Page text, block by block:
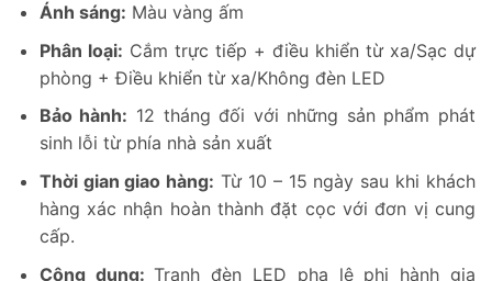
Ánh sáng: Màu vàng ấm
Phân loại: Cắm trực tiếp + điều khiển từ xa/Sạc dự
phòng + Điều khiển từ xa/Không đèn LED
Bảo hành: 12 tháng đối với những sản phẩm phát
sinh lỗi từ phía nhà sản xuất
Thời gian giao hàng: Từ 10 – 15 ngày sau khi khách
hàng xác nhận hoàn thành đặt cọc với đơn vị cung
cấp.
Công dụng:Tranh đèn LED pha lê phi hành gia